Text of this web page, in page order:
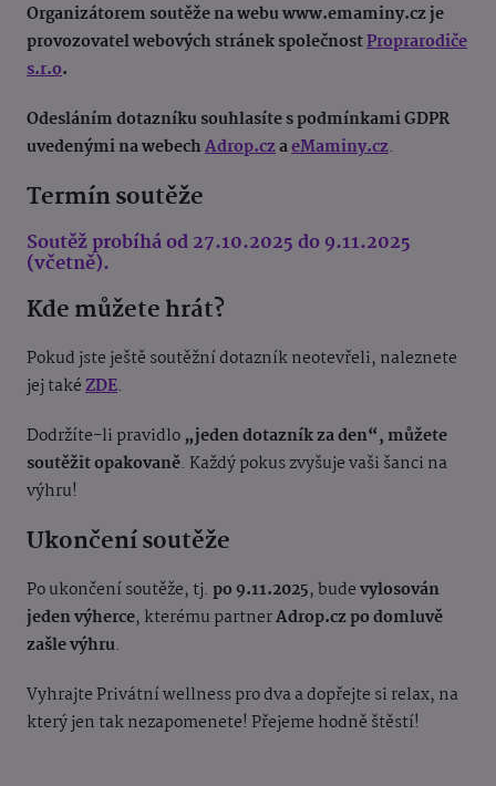
Organizátorem soutěže na webu www.emaminy.cz je
provozovatel webových stránek společnostProprarodiče
s.r.o.
Odesláním dotazníku souhlasíte s podmínkami GDPR
uvedenými na webechAdrop.czaeMaminy.cz.
Termín soutěže
Soutěž probíhá od 27.10.2025 do 9.11.2025
(včetně).
Kde můžete hrát?
Pokud jste ještě soutěžní dotazník neotevřeli, naleznete
jej takéZDE.
Dodržíte-li pravidlo„jeden dotazník za den“, můžete
soutěžit opakovaně. Každý pokus zvyšuje vaši šanci na
výhru!
Ukončení soutěže
Po ukončení soutěže, tj. po 9.11.2025, budevylosován
jeden výherce, kterému partnerAdrop.cz po domluvě
zašle výhru.
Vyhrajte Privátní wellness pro dva a dopřejte si relax, na
který jen tak nezapomenete! Přejeme hodně štěstí!